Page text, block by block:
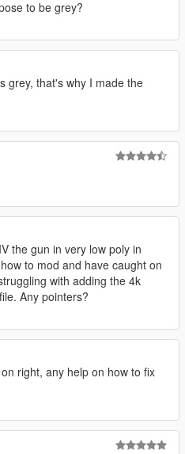
to be grey?
grey, that's why I made the
the gun in very low poly in
to mod and have caught on
with adding the 4k
Any pointers?
right, any help on how to fix